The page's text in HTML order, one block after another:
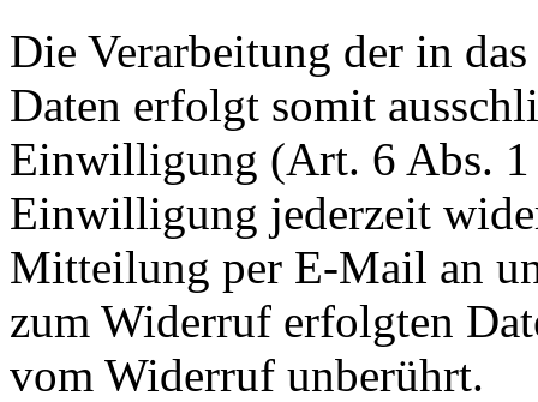
Die Verarbeitung der in
Daten erfolgt somit
Einwilligung (Art. 6 Abs. 1
Einwilligung jederzeit
Mitteilung per E-Mail an
zum Widerruf erfolgten
vom Widerruf unberührt.